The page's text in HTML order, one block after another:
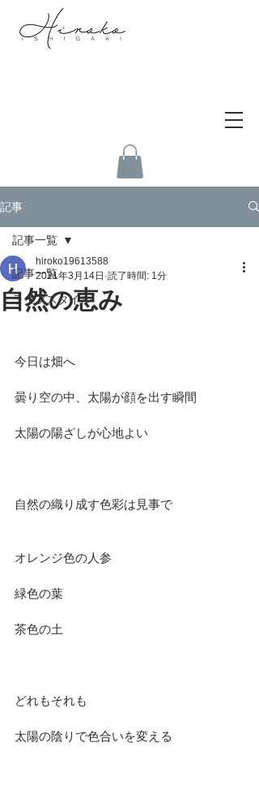
記事
記事一覧
ライフスタイル
記事一覧
自然の恵み
hiroko19613588
2021年3月14日 読了時間: 1分
今日は畑へ
曇り空の中、太陽が顔を出す瞬間
太陽の陽ざしが心地よい
自然の織り成す色彩は見事で
オレンジ色の人参
緑色の葉
茶色の土
どれもそれも
太陽の陰りで色合いを変える